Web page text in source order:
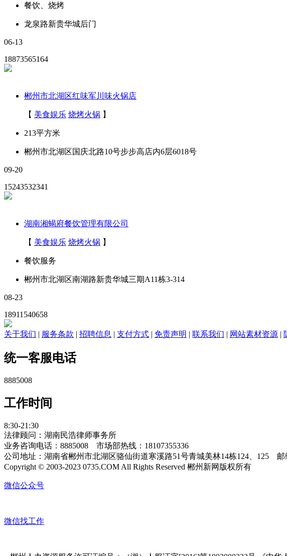
餐饮、烧烤
龙泉路新贵华城后门
06-13
18873565164
郴州市北湖区红味军川味火锅店
【 美食娱乐 烧烤火锅 】
213平方米
郴州市北湖区国庆北路10号步步高店内6层6018号
09-20
15243532341
湖南湘蝎府餐饮管理有限公司
【 美食娱乐 烧烤火锅 】
餐饮服务
郴州市北湖区南湖路新贵华城三期A11栋3-314
08-23
18911540658
关于我们 | 服务条款 | 招聘信息 | 支付方式 | 免责声明 | 联系我们 | 网站素材资源 |
统一客服电话
8885008
工作时间
8:30-21:30
法律顾问：湖南民浩律师事务所
业务咨询电话：8885008 市场部热线：18107355336
公司地址：湖南省郴州市北湖区骆仙街道寒溪路51号青城美林14栋124、125 邮
Copyright © 2003-2023 0735.COM All Rights Reserved 郴州新网版权所有
微信公众号
微信找工作